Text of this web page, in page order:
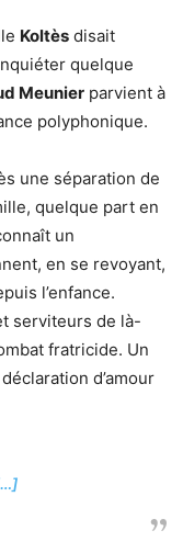
Koltès disait
quelque
Meunier parvient à
polyphonique.
une séparation de
quelque part en
un
en se revoyant,
l’enfance.
serviteurs de là-
fratricide. Un
d’amour